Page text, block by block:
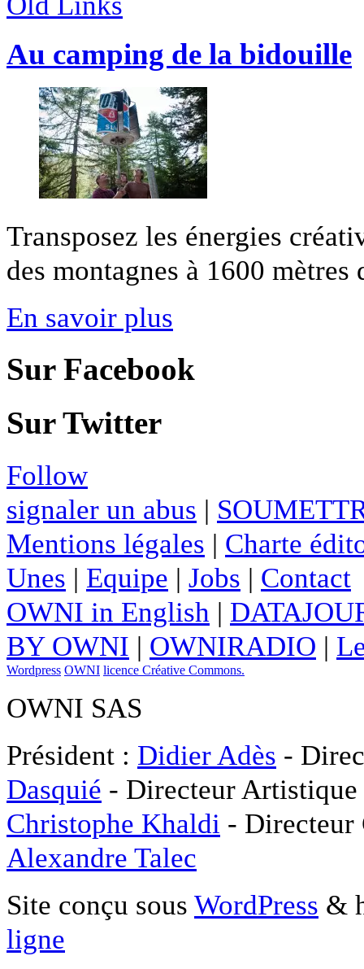
Au camping de la bidouille
Transposez les énergies
des montagnes à 1600
En savoir plus
Sur Facebook
Sur Twitter
Follow
signaler un abus |
Mentions légales | Charte
Unes | Equipe | Jobs | Contact
OWNI in English |
BY OWNI | OWNIRADIO |
Wordpress OWNI licence Créative Commons.
OWNI SAS
Président : Didier Adès -
Dasquié - Directeur
Christophe Khaldi -
Alexandre Talec
Site conçu sous WordPress &
ligne